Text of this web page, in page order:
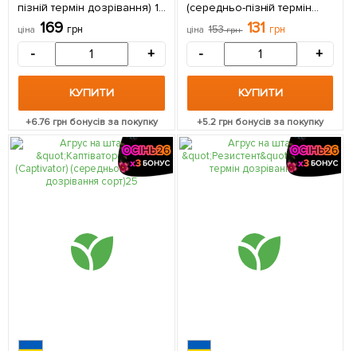
пізній термін дозрівання) 1
саджанець в упаковці
ціна 169 грн
- +
КУПИТИ
+6.76 грн бонусів за покупку
(середньо-пізній термін
дозрівання) 1 саджанець в
упаковці
ціна 153грн 131 грн
- +
КУПИТИ
+5.2 грн бонусів за покупку